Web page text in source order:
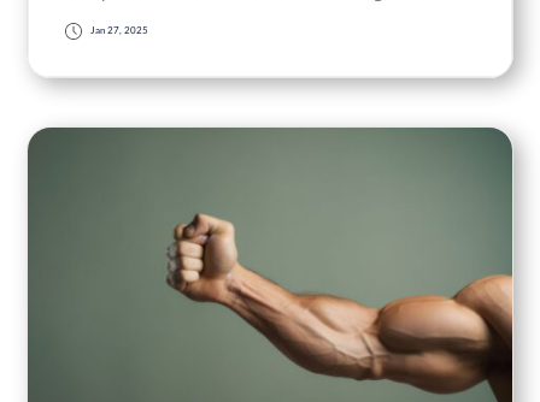
Jan 27, 2025